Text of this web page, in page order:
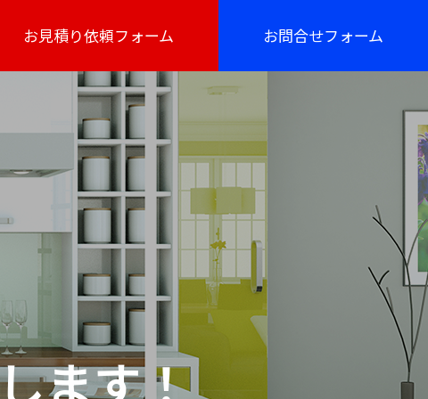
お見積り依頼フォーム お問合せフォーム
ます！